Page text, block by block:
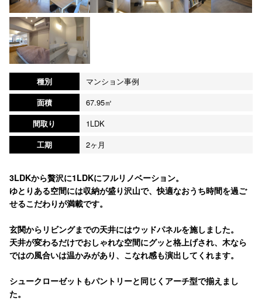
種別
マンション事例
面積
67.95㎡
間取り
1LDK
工期
2ヶ月
3LDKから贅沢に1LDKにフルリノベーション。
ゆとりある空間には収納が盛り沢山で、快適なおうち時間を過ご
せるこだわりが満載です。
玄関からリビングまでの天井にはウッドパネルを施しました。
天井が変わるだけでおしゃれな空間にグッと格上げされ、木なら
ではの風合いは温かみがあり、こなれ感も演出してくれます。
シュークローゼットもパントリーと同じくアーチ型で揃えまし
た。